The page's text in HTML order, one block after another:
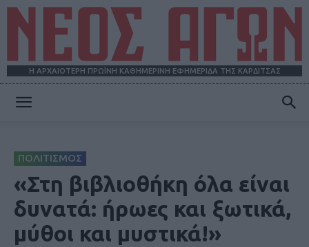
Η ΑΡΧΑΙΟΤΕΡΗ ΠΡΩΪΝΗ ΚΑΘΗΜΕΡΙΝΗ ΕΦΗΜΕΡΙΔΑ ΤΗΣ ΚΑΡΔΙΤΣΑΣ
ΠΟΛΙΤΙΣΜΟΣ
«Στη βιβλιοθήκη όλα είναι
δυνατά: ήρωες και ξωτικά,
μύθοι και μυστικά!»